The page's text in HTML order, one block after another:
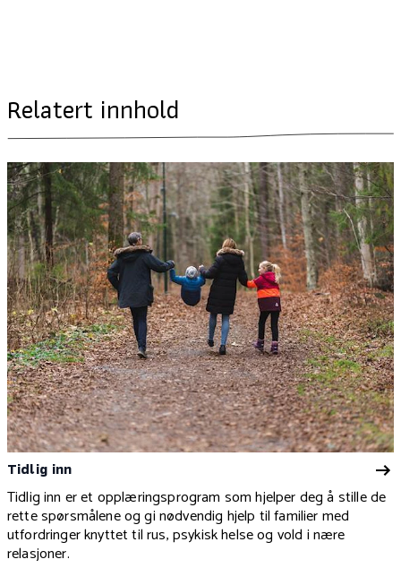
Relatert innhold
Tidlig inn
Tidlig inn er et opplæringsprogram som hjelper deg å stille de
rette spørsmålene og gi nødvendig hjelp til familier med
utfordringer knyttet til rus, psykisk helse og vold i nære
relasjoner.